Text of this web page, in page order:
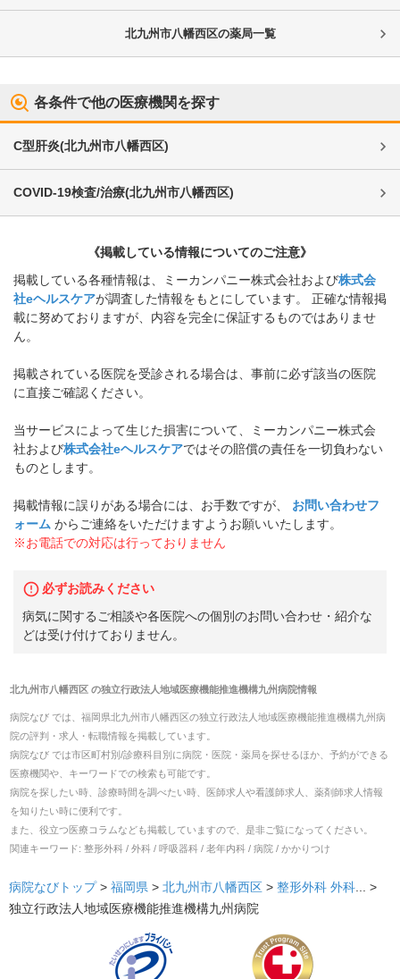
北九州市八幡西区の薬局一覧
各条件で他の医療機関を探す
C型肝炎(北九州市八幡西区)
COVID-19検査/治療(北九州市八幡西区)
《掲載している情報についてのご注意》
掲載している各種情報は、ミーカンパニー株式会社および株式会
社eヘルスケアが調査した情報をもとにしています。 正確な情報掲
載に努めておりますが、内容を完全に保証するものではありませ
ん。
掲載されている医院を受診される場合は、事前に必ず該当の医院
に直接ご確認ください。
当サービスによって生じた損害について、ミーカンパニー株式会
社および株式会社eヘルスケアではその賠償の責任を一切負わない
ものとします。
掲載情報に誤りがある場合には、お手数ですが、
お問い合わせフ
ォーム からご連絡をいただけますようお願いいたします。
※お電話での対応は行っておりません
必ずお読みください
病気に関するご相談や各医院への個別のお問い合わせ・紹介な
どは受け付けておりません。
北九州市八幡西区の独立行政法人地域医療機能推進機構九州病院情報
病院なび では、 福岡県北九州市八幡西区の独立行政法人地域医療機能推進機構九州病
院の評判・求人・転職情報を掲載しています。
病院なび では市区町村別/診療科目別に病院・医院・薬局を探せるほか、予約ができる
医療機関や、キーワードでの検索も可能です。
病院を探したい時、診療時間を調べたい時、医師求人や看護師求人、薬剤師求人情報
を知りたい時に便利です。
また、役立つ医療コラムなども掲載していますので、是非ご覧になってください。
関連キーワード: 整形外科 / 外科 / 呼吸器科 / 老年内科 / 病院 / かかりつけ
病院なびトップ > 福岡県 > 北九州市八幡西区 > 整形外科 外科... >
独立行政法人地域医療機能推進機構九州病院